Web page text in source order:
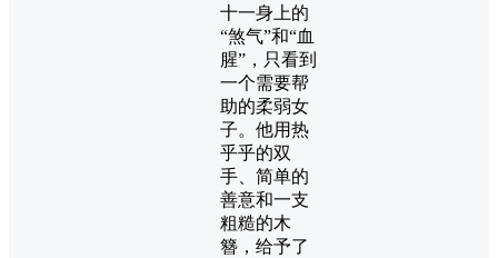
十一身上的
“煞气”和“血
腥”，只看到
一个需要帮
助的柔弱女
子。他用热
乎乎的双
手、简单的
善意和一支
粗糙的木
簪，给予了